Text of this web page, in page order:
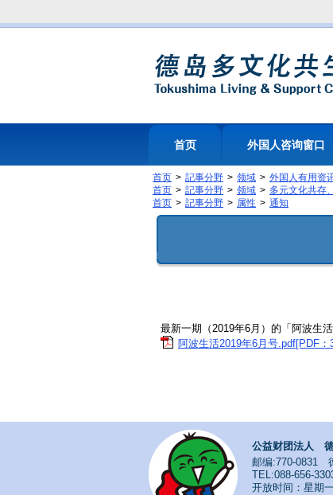
首页 外国人咨询窗口
首页 記事分野 领域
外国人有用资
首页
記事分野 领域
多元文化共存
首页
記事分野 属性 通知
最新一期（2019年6月）的「阿波生
阿波生活2019年6月号.pdf[PDF：
公益财团法人 德
邮编:770-0831
TEL:088-656-
开放时间：星期